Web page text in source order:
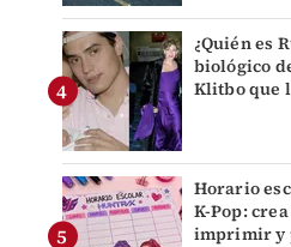
¿Quién es
biológico
Klitbo que
Horario
K-Pop:
imprimir y